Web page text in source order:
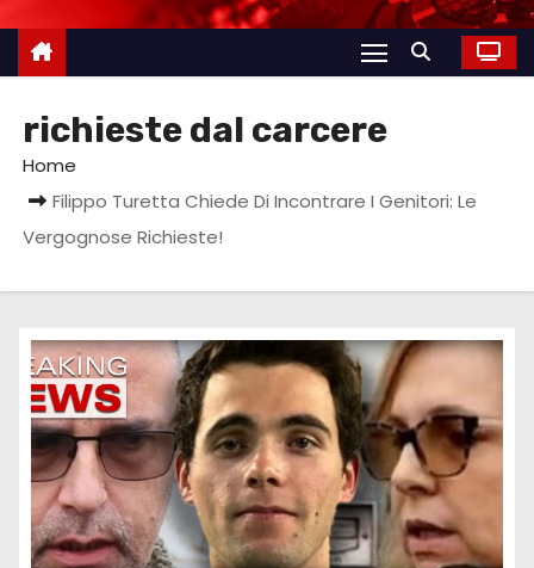
richieste dal carcere
Home
Filippo Turetta Chiede Di Incontrare I Genitori: Le
Vergognose Richieste!